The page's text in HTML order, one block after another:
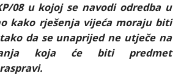
08 u kojoj se navodi odredba u
kako rješenja vijeća moraju biti
da se unaprijed ne utječe na
koja će biti predmet